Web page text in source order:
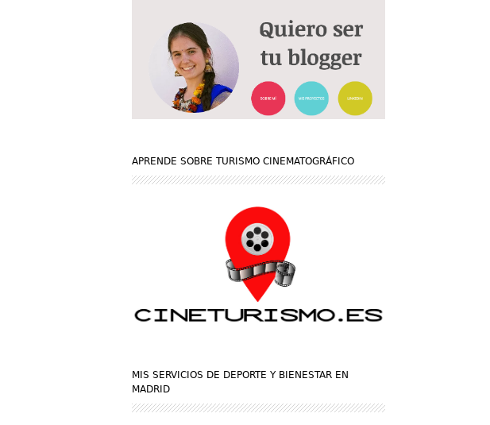
APRENDE SOBRE TURISMO CINEMATOGRÁFICO
MIS SERVICIOS DE DEPORTE Y BIENESTAR EN
MADRID